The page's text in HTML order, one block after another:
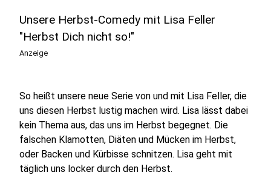
Unsere Herbst-Comedy mit Lisa Feller
"Herbst Dich nicht so!"
Anzeige
So heißt unsere neue Serie von und mit Lisa Feller, die
uns diesen Herbst lustig machen wird. Lisa lässt dabei
kein Thema aus, das uns im Herbst begegnet. Die
falschen Klamotten, Diäten und Mücken im Herbst,
oder Backen und Kürbisse schnitzen. Lisa geht mit
täglich uns locker durch den Herbst.